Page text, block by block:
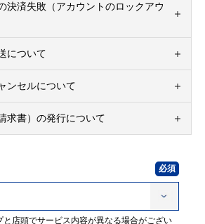
決済失敗（アカウントのロックアウ
について
ンセルについて
求書）の発行について
店頭でサービス内容が異なる場合がござい